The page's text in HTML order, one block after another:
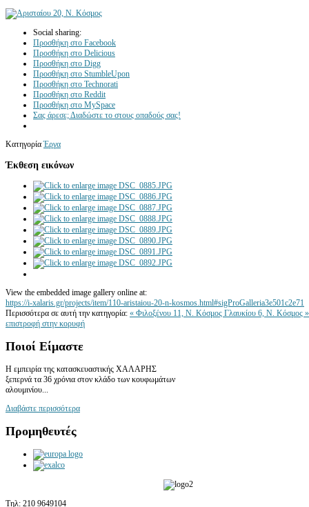
Social sharing:
Προσθήκη στο Facebook
Προσθήκη στο Delicious
Προσθήκη στο Digg
Προσθήκη στο StumbleUpon
Προσθήκη στο Technorati
Προσθήκη στο Reddit
Προσθήκη στο MySpace
Σας άρεσε; Διαδώστε το στους οπαδούς σας!
Κατηγορία Έργα
Έκθεση εικόνων
View the embedded image gallery online at:
https://i-xalaris.gr/projects/item/110-aristaiou-20-n-kosmos.html#sigProGalleria3e501c2e71
Περισσότερα σε αυτή την κατηγορία: « Φιλοξένου 11, Ν. Κόσμος Γλαυκίου 6, Ν. Κόσμος »
επιστροφή στην κορυφή
Ποιοί Είμαστε
Η εμπειρία της κατασκευαστικής ΧΑΛΑΡΗΣ
ξεπερνά τα 36 χρόνια στον κλάδο των κουφωμάτων
αλουμινίου...
Διαβάστε περισσότερα
Προμηθευτές
Τηλ: 210 9649104